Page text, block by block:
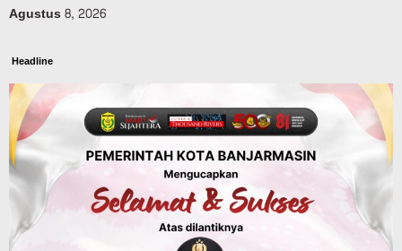
Agustus 8, 2026
Headline
Panaskan Kembali Arena Panjat Tebing,
FPTI Banjarmasin Siapkan Sirkuit se-
Kalsel
Agustus 8, 2026
Sosial & Keagamaan